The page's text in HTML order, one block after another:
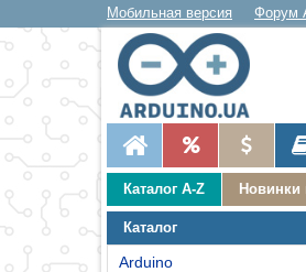
Мобильная версия Форум
Каталог A-Z Новинки
Каталог
Arduino